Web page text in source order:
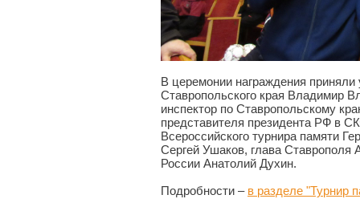
В церемонии награждения приняли
Ставропольского края Владимир
инспектор по Ставропольскому
представителя президента РФ в
Всероссийского турнира памяти
Сергей Ушаков, глава Ставрополя
России Анатолий Духин.
Подробности – в разделе "Турнир